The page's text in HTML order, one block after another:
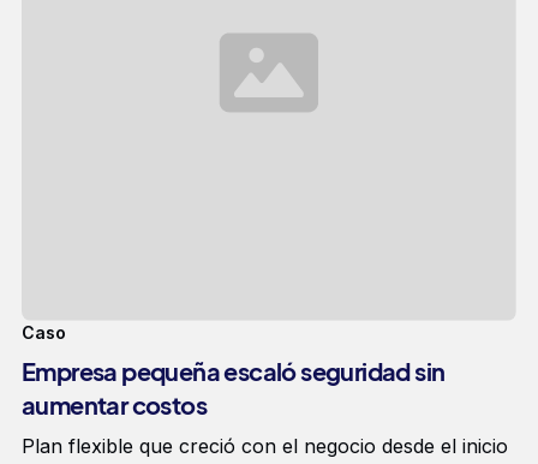
Caso
Empresa pequeña escaló seguridad sin
aumentar costos
Plan flexible que creció con el negocio desde el inicio